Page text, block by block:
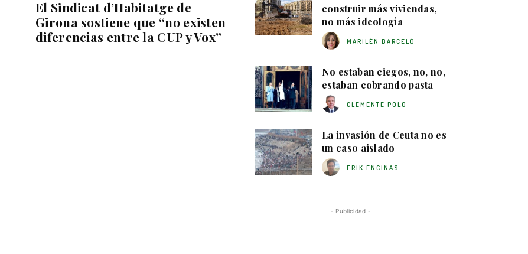
El Sindicat d’Habitatge de
Girona sostiene que “no existen
diferencias entre la CUP y Vox”
construir más viviendas,
no más ideología
MARILÉN BARCELÓ
No estaban ciegos, no, no,
estaban cobrando pasta
CLEMENTE POLO
La invasión de Ceuta no es
un caso aislado
ERIK ENCINAS
- Publicidad -